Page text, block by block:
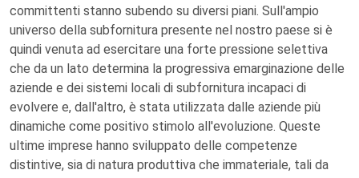
committenti stanno subendo su diversi piani. Sull'ampio
universo della subfornitura presente nel nostro paese si è
quindi venuta ad esercitare una forte pressione selettiva
che da un lato determina la progressiva emarginazione delle
aziende e dei sistemi locali di subfornitura incapaci di
evolvere e, dall'altro, è stata utilizzata dalle aziende più
dinamiche come positivo stimolo all'evoluzione. Queste
ultime imprese hanno sviluppato delle competenze
distintive, sia di natura produttiva che immateriale, tali da